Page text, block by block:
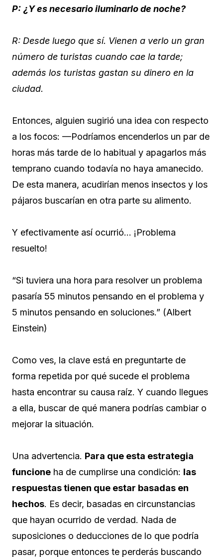
P: ¿Y es necesario iluminarlo de noche?
R: Desde luego que sí. Vienen a verlo un gran
número de turistas cuando cae la tarde;
además los turistas gastan su dinero en la
ciudad.
Entonces, alguien sugirió una idea con respecto
a los focos: —Podríamos encenderlos un par de
horas más tarde de lo habitual y apagarlos más
temprano cuando todavía no haya amanecido.
De esta manera, acudirían menos insectos y los
pájaros buscarían en otra parte su alimento.
Y efectivamente así ocurrió… ¡Problema
resuelto!
“Si tuviera una hora para resolver un problema
pasaría 55 minutos pensando en el problema y
5 minutos pensando en soluciones.” (Albert
Einstein)
Como ves, la clave está en preguntarte de
forma repetida por qué sucede el problema
hasta encontrar su causa raíz. Y cuando llegues
a ella, buscar de qué manera podrías cambiar o
mejorar la situación.
Una advertencia. Para que esta estrategia
funcione ha de cumplirse una condición: las
respuestas tienen que estar basadas en
hechos. Es decir, basadas en circunstancias
que hayan ocurrido de verdad. Nada de
suposiciones o deducciones de lo que podría
pasar, porque entonces te perderás buscando